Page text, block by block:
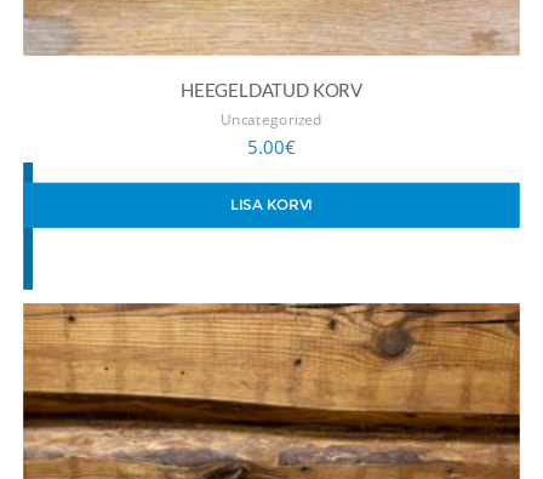
HEEGELDATUD KORV
Uncategorized
5.00€
LISA KORVI